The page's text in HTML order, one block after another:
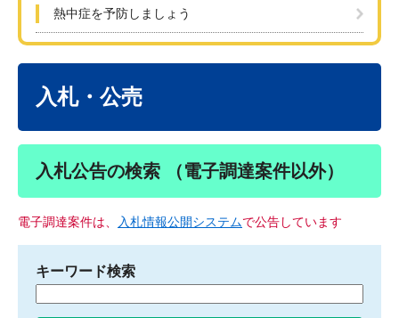
熱中症を予防しましょう
入札・公売
入札公告の検索 （電子調達案件以外）
電子調達案件は、 入札情報公開システムで公告しています
キーワード検索